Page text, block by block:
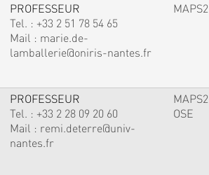
PROFESSEUR
Tel. : +33 2 51 78 54 65
Mail : marie.de-
lamballerie@oniris-nantes.fr
MAPS2
PROFESSEUR
Tel. : +33 2 28 09 20 60
Mail : remi.deterre@univ-
nantes.fr
MAPS2
OSE